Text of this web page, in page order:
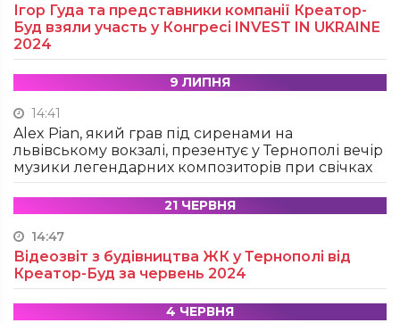
Ігор Гуда та представники компанії Креатор-
Буд взяли участь у Конгресі INVEST IN UKRAINE
2024
9 ЛИПНЯ
14:41
Alex Pian, який грав під сиренами на
львівському вокзалі, презентує у Тернополі вечір
музики легендарних композиторів при свічках
21 ЧЕРВНЯ
14:47
Відеозвіт з будівництва ЖК у Тернополі від
Креатор-Буд за червень 2024
4 ЧЕРВНЯ